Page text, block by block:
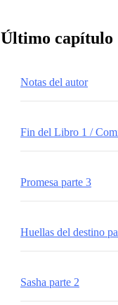
Último capítulo
Notas del autor
Fin del Libro 1 /
Promesa parte 3
Huellas del destino
Sasha parte 2